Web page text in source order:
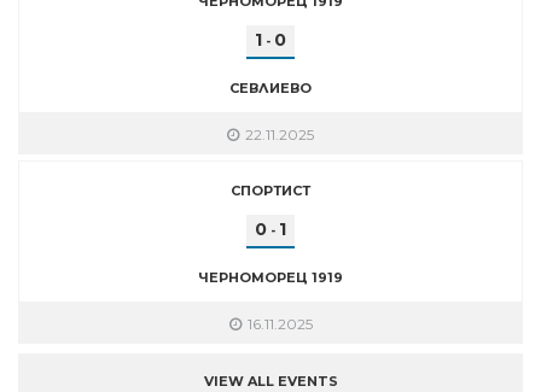
1 - 0
СЕВЛИЕВО
22.11.2025
СПОРТИСТ
0 - 1
ЧЕРНОМОРЕЦ 1919
16.11.2025
VIEW ALL EVENTS